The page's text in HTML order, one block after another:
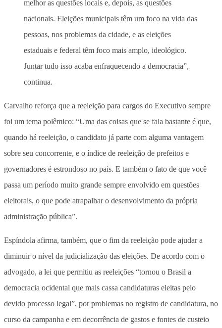
melhor as questões locais e, depois, as questões
nacionais. Eleições municipais têm um foco na vida das
pessoas, nos problemas da cidade, e as eleições
estaduais e federal têm foco mais amplo, ideológico.
Juntar tudo isso acaba enfraquecendo a democracia”,
continua.
Carvalho reforça que a reeleição para cargos do Executivo sempre
foi um tema polêmico: “Uma das coisas que se fala bastante é que,
quando há reeleição, o candidato já parte com alguma vantagem
sobre seu concorrente, e o índice de reeleição de prefeitos e
governadores é estrondoso no país. E também o fato de que você
passa um período muito grande sempre envolvido em questões
eleitorais, o que pode atrapalhar o desenvolvimento da própria
administração pública”.
Espíndola afirma, também, que o fim da reeleição pode ajudar a
diminuir o nível da judicialização das eleições. De acordo com o
advogado, a lei que permitiu as reeleições “tornou o Brasil a
democracia ocidental que mais cassa candidaturas eleitas pelo
devido processo legal”, por problemas no registro de candidatura, no
curso da campanha e em decorrência de gastos e fontes de custeio